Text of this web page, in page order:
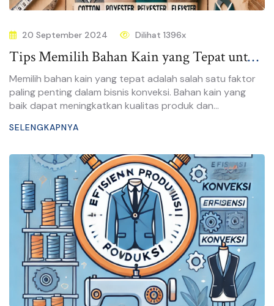
20 September 2024 Dilihat 1396x
Tips Memilih Bahan Kain yang Tepat untuk
Konveksi
Memilih bahan kain yang tepat adalah salah satu faktor
paling penting dalam bisnis konveksi. Bahan kain yang
baik dapat meningkatkan kualitas produk dan
SELENGKAPNYA